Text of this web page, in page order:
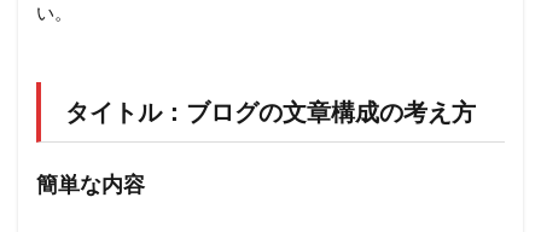
い。
タイトル：ブログの文章構成の考え方
簡単な内容